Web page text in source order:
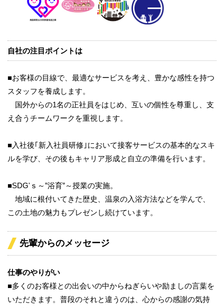
自社の注目ポイントは
■お客様の目線で、最適なサービスを考え、豊かな感性を持つ
スタッフを養成します。
国外からの1名の正社員をはじめ、互いの個性を尊重し、支
え合うチームワークを重視します。
■入社後｢新入社員研修｣において接客サービスの基本的なスキ
ルを学び、その後もキャリア形成と自立の準備を行います。
■SDG'ｓ～”浴育”～授業の実施。
地域に根付いてきた歴史、温泉の入浴方法などを学んで、
この土地の魅力もプレゼンし続けています。
先輩からのメッセージ
仕事のやりがい
■多くのお客様との出会いの中からねぎらいや励ましの言葉を
いただきます。普段のそれと違うのは、心からの感謝の気持